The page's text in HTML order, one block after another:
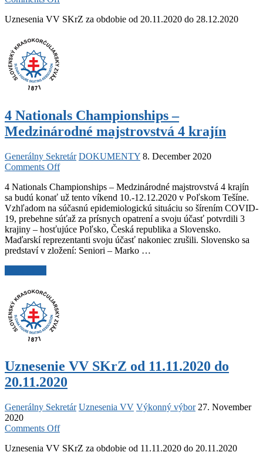
VV
Uznesenia VV SKrZ za obdobie od 20.11.2020 do 28.12.2020
4 Nationals Championships –
Medzinárodné majstrovstvá 4 krajín
Generálny Sekretár DOKUMENTY 8. December 2020
Comments Offon
Nationals
Championships
–
Medzinárodné
majstrovstvá
4
krajín
4 Nationals Championships – Medzinárodné majstrovstvá 4 krajín
sa budú konať už tento víkend 10.-12.12.2020 v Poľskom Tešíne.
Vzhľadom na súčasnú epidemiologickú situáciu so šírením COVID-
19, prebehne súťaž za prísnych opatrení a svoju účasť potvrdili 3
krajiny – hosťujúce Poľsko, Česká republika a Slovensko.
Maďarskí reprezentanti svoju účasť nakoniec zrušili. Slovensko sa
predstaví v zložení: Seniori – Marko …
Championships
Medzinárodné
majstrovstvá
Uznesenie VV SKrZ od 11.11.2020 do
20.11.2020
Generálny Sekretár Uznesenia VV Výkonný výbor 27. November
2020
Comments Offon
VV
Uznesenia VV SKrZ za obdobie od 11.11.2020 do 20.11.2020